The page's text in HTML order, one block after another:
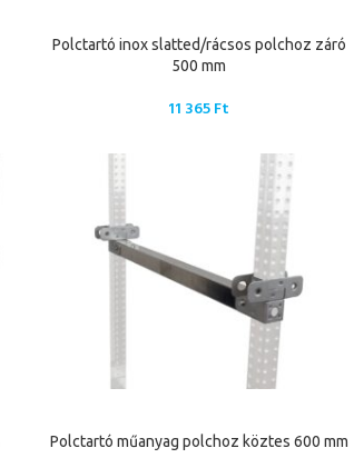
Polctartó inox slatted/rácsos polchoz záró
500 mm
11 365Ft
Polctartó műanyag polchoz köztes 600 mm